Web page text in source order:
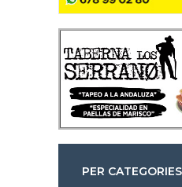
PER CATEGORIES